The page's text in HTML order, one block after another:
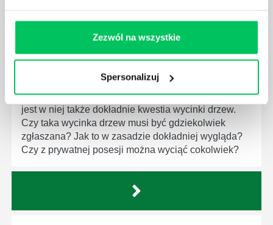
Zezwól na wszystkie
Spersonalizuj
ŚRODOWISKA - CO WARTO WIEDZIEĆ?
Ustawa o ochronie środowiska obowiązuje każdego
z nas – bez wyjątku. Warto podkreślić, że określona
jest w niej także dokładnie kwestia wycinki drzew.
Czy taka wycinka drzew musi być gdziekolwiek
zgłaszana? Jak to w zasadzie dokładniej wygląda?
Czy z prywatnej posesji można wyciąć cokolwiek?